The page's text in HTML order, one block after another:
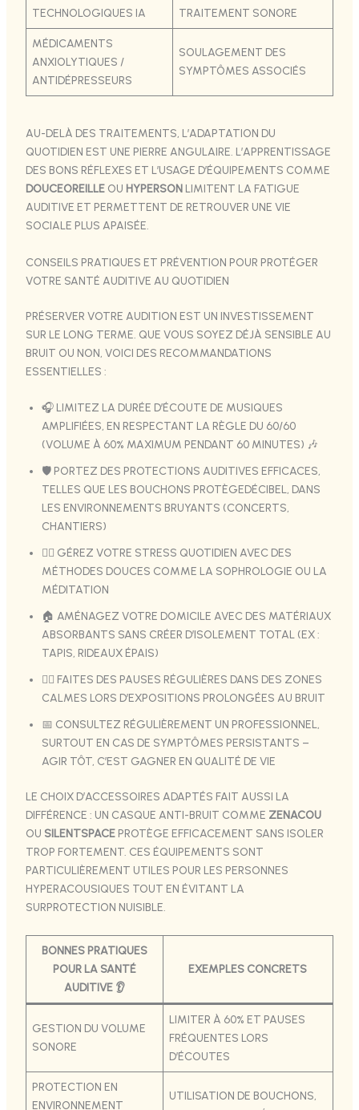
TECHNOLOGIQUES IA
TRAITEMENT SONORE
MÉDICAMENTS
ANXIOLYTIQUES /
ANTIDÉPRESSEURS
SOULAGEMENT DES
SYMPTÔMES ASSOCIÉS
AU-DELÀ DES TRAITEMENTS, L’ADAPTATION DU
QUOTIDIEN EST UNE PIERRE ANGULAIRE. L’APPRENTISSAGE
DES BONS RÉFLEXES ET L’USAGE D’ÉQUIPEMENTS COMME
DOUCEOREILLEOU HYPERSONLIMITENT LA FATIGUE
AUDITIVE ET PERMETTENT DE RETROUVER UNE VIE
SOCIALE PLUS APAISÉE.
CONSEILS PRATIQUES ET PRÉVENTION POUR PROTÉGER
VOTRE SANTÉ AUDITIVE AU QUOTIDIEN
PRÉSERVER VOTRE AUDITION EST UN INVESTISSEMENT
SUR LE LONG TERME. QUE VOUS SOYEZ DÉJÀ SENSIBLE AU
BRUIT OU NON, VOICI DES RECOMMANDATIONS
ESSENTIELLES :
🎧 LIMITEZ LA DURÉE D’ÉCOUTE DE MUSIQUES
AMPLIFIÉES, EN RESPECTANT LA RÈGLE DU 60/60
(VOLUME À 60% MAXIMUM PENDANT 60 MINUTES) 🎶
🛡️ PORTEZ DES PROTECTIONS AUDITIVES EFFICACES,
TELLES QUE LES BOUCHONS PROTÈGEDÉCIBEL, DANS
LES ENVIRONNEMENTS BRUYANTS (CONCERTS,
CHANTIERS)
🧘‍♀️ GÉREZ VOTRE STRESS QUOTIDIEN AVEC DES
MÉTHODES DOUCES COMME LA SOPHROLOGIE OU LA
MÉDITATION
🏠 AMÉNAGEZ VOTRE DOMICILE AVEC DES MATÉRIAUX
ABSORBANTS SANS CRÉER D’ISOLEMENT TOTAL (EX :
TAPIS, RIDEAUX ÉPAIS)
🚶‍♂️ FAITES DES PAUSES RÉGULIÈRES DANS DES ZONES
CALMES LORS D’EXPOSITIONS PROLONGÉES AU BRUIT
📅 CONSULTEZ RÉGULIÈREMENT UN PROFESSIONNEL,
SURTOUT EN CAS DE SYMPTÔMES PERSISTANTS –
AGIR TÔT, C’EST GAGNER EN QUALITÉ DE VIE
LE CHOIX D’ACCESSOIRES ADAPTÉS FAIT AUSSI LA
DIFFÉRENCE : UN CASQUE ANTI-BRUIT COMME ZENACOU
OU SILENTSPACEPROTÈGE EFFICACEMENT SANS ISOLER
TROP FORTEMENT. CES ÉQUIPEMENTS SONT
PARTICULIÈREMENT UTILES POUR LES PERSONNES
HYPERACOUSIQUES TOUT EN ÉVITANT LA
SURPROTECTION NUISIBLE.
BONNES PRATIQUES
POUR LA SANTÉ
AUDITIVE 👂
EXEMPLES CONCRETS
GESTION DU VOLUME
SONORE
LIMITER À 60% ET PAUSES
FRÉQUENTES LORS
D’ÉCOUTES
PROTECTION EN
ENVIRONNEMENT
UTILISATION DE BOUCHONS,